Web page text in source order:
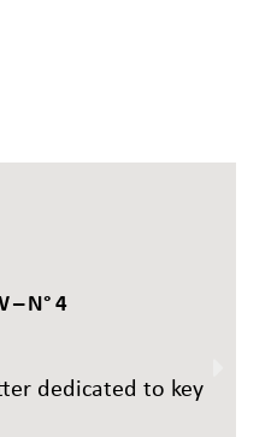
– N° 4
dedicated to key